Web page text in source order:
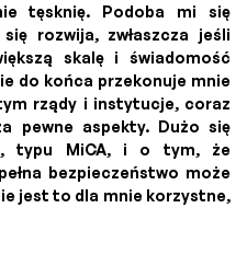
tęsknię. Podoba mi się
rozwija, zwłaszcza jeśli
skalę i świadomość
do końca przekonuje mnie
rządy i instytucje, coraz
pewne aspekty. Dużo się
typu MiCA, i o tym, że
bezpieczeństwo może
jest to dla mnie korzystne,